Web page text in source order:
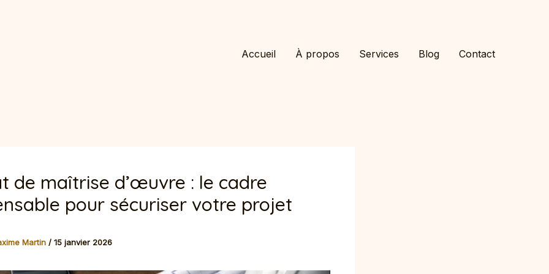
Accueil
À propos Services Blog Contact
de maîtrise d’œuvre : le cadre
pour sécuriser votre projet
Martin / 15 janvier 2026